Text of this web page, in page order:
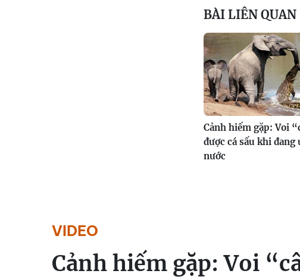
BÀI LIÊN QUAN
Cảnh hiếm gặp: Voi
được cá sấu khi đang
nước
VIDEO
Cảnh hiếm gặp: Voi